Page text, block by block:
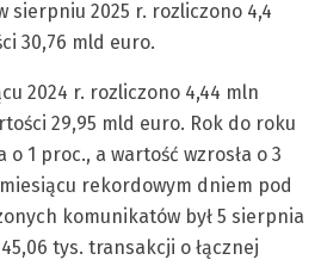
sierpniu 2025 r. rozliczono 4,4
30,76 mld euro.
2024 r. rozliczono 4,44 mln
29,95 mld euro. Rok do roku
1 proc., a wartość wzrosła o 3
rekordowym dniem pod
komunikatów był 5 sierpnia
tys. transakcji o łącznej